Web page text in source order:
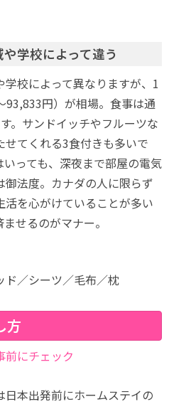
学校によって違う
校によって異なりますが、1
93,833円）が相場。食事は通
。サンドイッチやフルーツな
せてくれる3食付きも多いで
っても、深夜まで部屋の電気
法度。カナダの人に限らず
を心がけていることが多い
せるのがマナー。
ド／シーツ／毛布／枕
方
前にチェック
本出発前にホームステイの